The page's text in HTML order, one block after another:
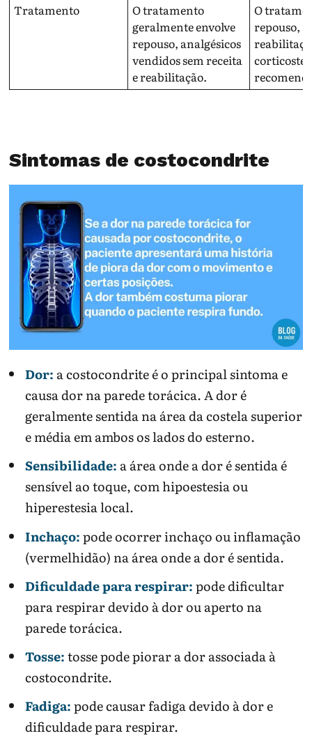
Tratamento
O tratamento
geralmente envolve
repouso, analgésicos
vendidos sem receita
e reabilitação.
O
repouso,
Sintomas de costocondrite
Dor: a costocondrite é o principal sintoma e
causa dor na parede torácica. A dor é
geralmente sentida na área da costela superior
e média em ambos os lados do esterno.
Sensibilidade: a área onde a dor é sentida é
sensível ao toque, com hipoestesia ou
hiperestesia local.
Inchaço:pode ocorrer inchaço ou inflamação
(vermelhidão) na área onde a dor é sentida.
Dificuldade para respirar:pode dificultar
para respirar devido à dor ou aperto na
parede torácica.
Tosse:tosse pode piorar a dor associada à
costocondrite.
Fadiga:pode causar fadiga devido à dor e
dificuldade para respirar.